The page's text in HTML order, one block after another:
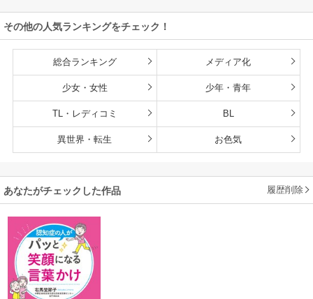
その他の人気ランキングをチェック！
総合ランキング メディア化
少女・女性 少年・青年
TL・レディコミ BL
異世界・転生 お色気
あなたがチェックした作品 履歴削除